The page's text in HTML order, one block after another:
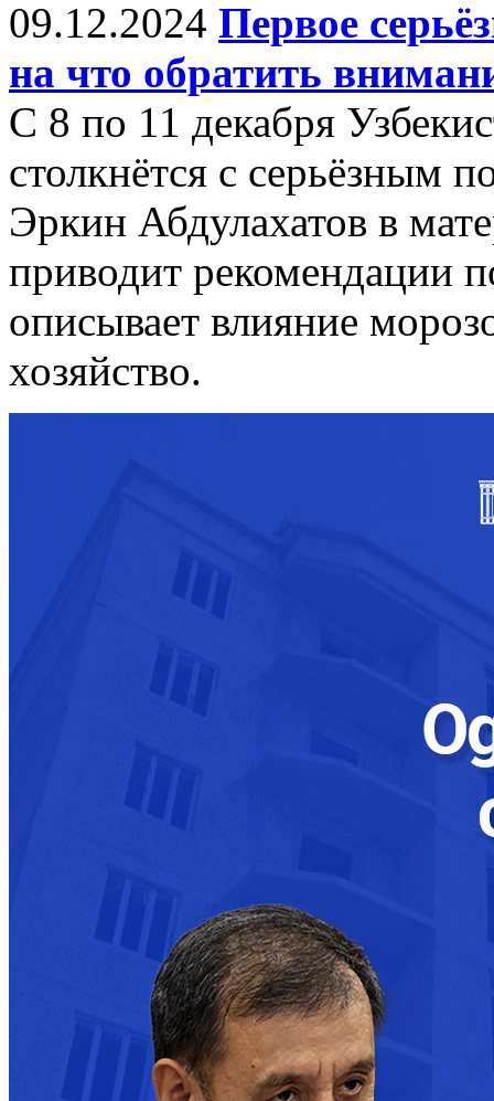
09.12.2024 Первое
на что обратить
С 8 по 11 декабря
столкнётся с серьёзным
Эркин Абдулахатов в
приводит рекомендации
описывает влияние
хозяйство.